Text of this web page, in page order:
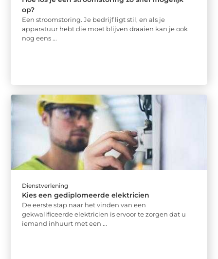
op?
Een stroomstoring. Je bedrijf ligt stil, en als je
apparatuur hebt die moet blijven draaien kan je ook
nog eens ...
Dienstverlening
Kies een gediplomeerde elektricien
De eerste stap naar het vinden van een
gekwalificeerde elektricien is ervoor te zorgen dat u
iemand inhuurt met een ...